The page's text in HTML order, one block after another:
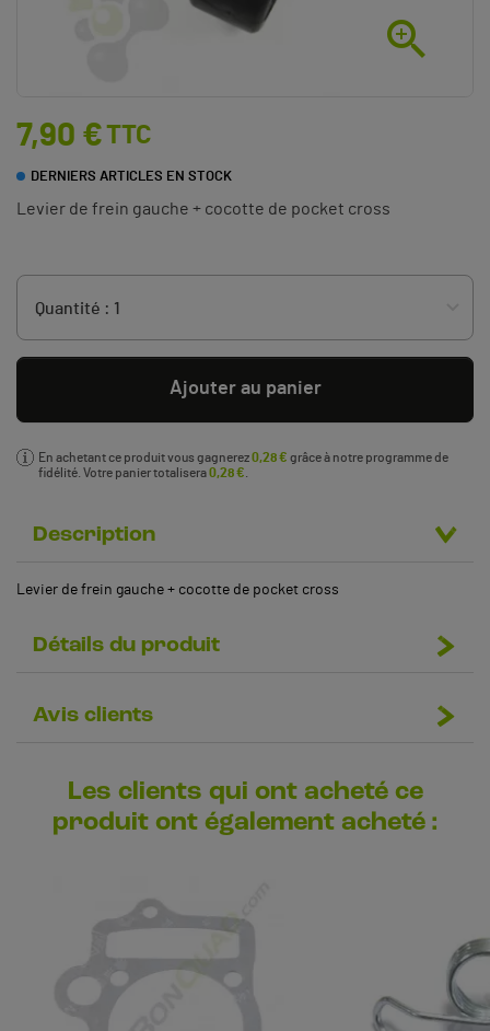

7,90 €TTC
DERNIERS ARTICLES EN STOCK
Levier de frein gauche + cocotte de pocket cross
Ajouter au panier
En achetant ce produit vous gagnerez0,28 € grâce à notre programme de
fidélité. Votre panier totalisera0,28 €
Description
Levier de frein gauche + cocotte de pocket cross
Détails du produit
Avis clients
Les clients qui ont acheté ce
produit ont également acheté :